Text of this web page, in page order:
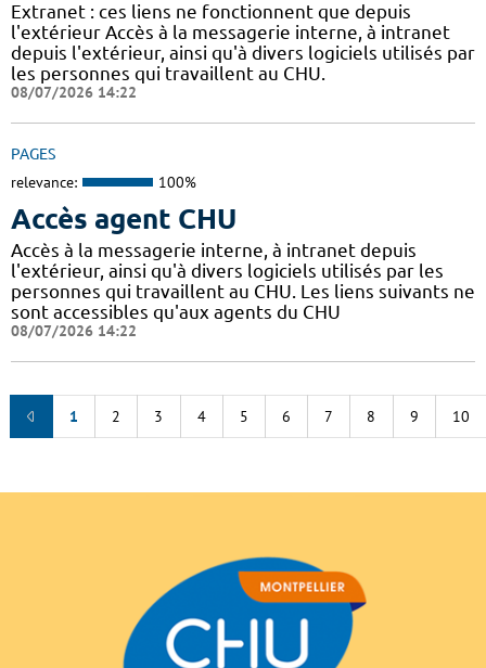
Extranet : ces liens ne fonctionnent que depuis
l'extérieur Accès à la messagerie interne, à intranet
depuis l'extérieur, ainsi qu'à divers logiciels utilisés par
les personnes qui travaillent au CHU.
08/07/2026 14:22
PAGES
relevance: 100%
Accès agent CHU
Accès à la messagerie interne, à intranet depuis
l'extérieur, ainsi qu'à divers logiciels utilisés par les
personnes qui travaillent au CHU. Les liens suivants ne
sont accessibles qu'aux agents du CHU
08/07/2026 14:22
1 2 3 4 5 6 7 8 9 10